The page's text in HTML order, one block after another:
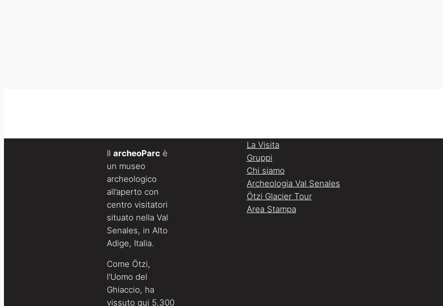
Il archeoParc è
un museo
archeologico
all’aperto con
centro visitatori
situato nella Val
Senales, in Alto
Adige, Italia.
Come Ötzi,
l’Uomo del
Ghiaccio, ha
vissuto qui 5.300
La Visita
Gruppi
Chi siamo
Archeologia Val Senales
Ötzi Glacier Tour
Area Stampa